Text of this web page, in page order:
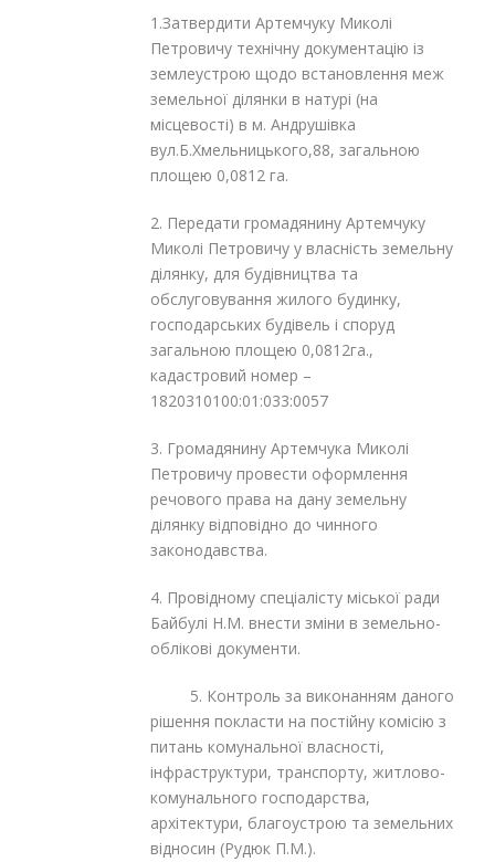
1.Затвердити Артемчуку Миколі
Петровичу технічну документацію із
землеустрою щодо встановлення меж
земельної ділянки в натурі (на
місцевості) в м. Андрушівка
вул.Б.Хмельницького,88, загальною
площею 0,0812 га.
2. Передати громадянину Артемчуку
Миколі Петровичу у власність земельну
ділянку, для будівництва та
обслуговування жилого будинку,
господарських будівель і споруд
загальною площею 0,0812га.,
кадастровий номер –
1820310100:01:033:0057
3. Громадянину Артемчука Миколі
Петровичу провести оформлення
речового права на дану земельну
ділянку відповідно до чинного
законодавства.
4. Провідному спеціалісту міської ради
Байбулі Н.М. внести зміни в земельно-
облікові документи.
5. Контроль за виконанням даного
рішення покласти на постійну комісію з
питань комунальної власності,
інфраструктури, транспорту, житлово-
комунального господарства,
архітектури, благоустрою та земельних
відносин (Рудюк П.М.).